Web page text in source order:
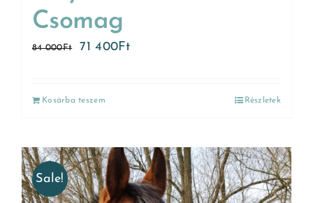
Csomag
84 000Ft 71 400Ft
Kosárba teszem Részletek
Sale!